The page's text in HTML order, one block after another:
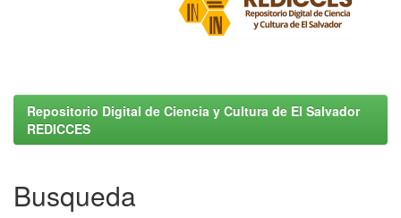
Repositorio Digital de Ciencia y Cultura de El Salvador
REDICCES
Busqueda